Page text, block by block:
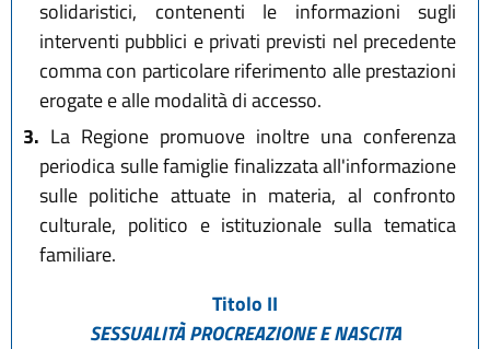
solidaristici, contenenti le informazioni sugli
interventi pubblici e privati previsti nel precedente
comma con particolare riferimento alle prestazioni
erogate e alle modalità di accesso.
3. La Regione promuove inoltre una conferenza
periodica sulle famiglie finalizzata all'informazione
sulle politiche attuate in materia, al confronto
culturale, politico e istituzionale sulla tematica
familiare.
Titolo II
SESSUALITÀ PROCREAZIONE E NASCITA